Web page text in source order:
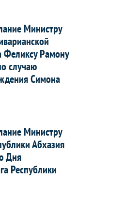
Министру
Феликсу Рамону
случаю
Симона
Министру
Абхазия
Дня
Республики